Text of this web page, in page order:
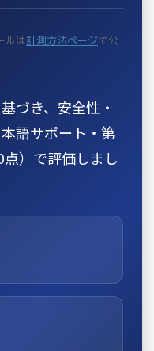
ルは計測方法ページで公
づき、安全性・
語サポート・第
）で評価しまし